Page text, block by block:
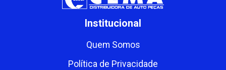
Institucional
Quem Somos
Política de Privacidade